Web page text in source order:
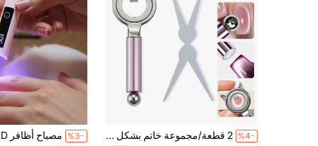
%4- 2 قطعة/مجموعة خاتم بشكل أذن القطة لفن الأظافر مع مغناطيس عين القطة والحديد الفرنسي، أدوات مغناطيسية متعددة الوظائف الطرف تخلق تأثير عين القطة المجوف والخرز الزجاجي، لوازم أدوات الأظافر الاحترافية %3-